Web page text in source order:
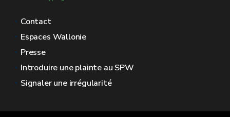
Contact
Espaces Wallonie
Presse
Introduire une plainte au SPW
Signaler une irrégularité